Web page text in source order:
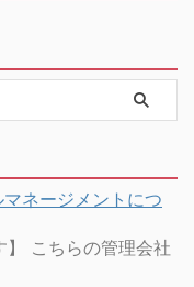
マネージメントにつ
】 こちらの管理会社